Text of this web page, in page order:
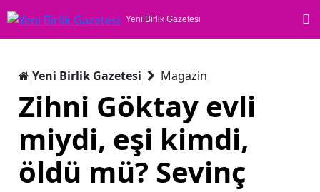
Yeni Birlik Gazetesi
Yeni Birlik Gazetesi Magazin
Zihni Göktay evli
miydi, eşi kimdi,
öldü mü? Sevinç